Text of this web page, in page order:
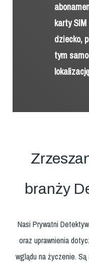
karty SIM
dziecko,
tym
branży
Nasi Prywatni
oraz uprawnienia
wglądu na życzenie.